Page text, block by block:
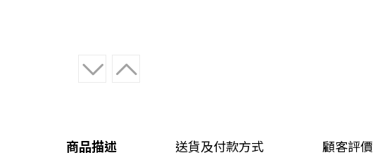
商品描述 送貨及付款方式 顧客評價